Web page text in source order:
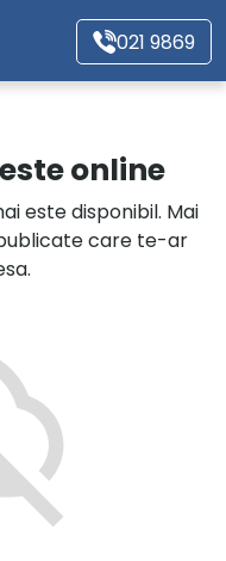
021 9869
online
este disponibil. Mai
care te-ar